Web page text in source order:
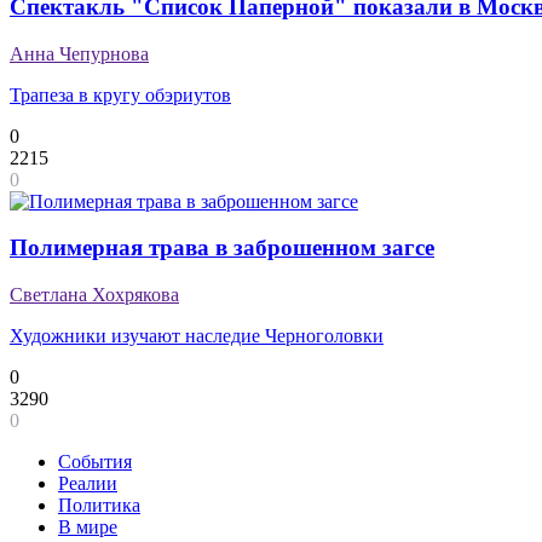
Спектакль "Список Паперной" показали в
Анна Чепурнова
Трапеза в кругу обэриутов
0
2215
0
Полимерная трава в заброшенном загсе
Светлана Хохрякова
Художники изучают наследие Черноголовки
0
3290
0
События
Реалии
Политика
В мире